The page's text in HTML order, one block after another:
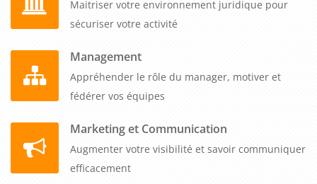
Maitriser votre environnement juridique pour
sécuriser votre activité
Management
Appréhender le rôle du manager, motiver et
fédérer vos équipes
Marketing et Communication
Augmenter votre visibilité et savoir communiquer
efficacement